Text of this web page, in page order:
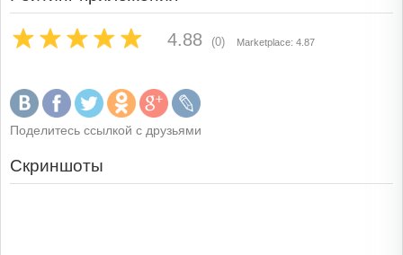
4.88 (0) Marketplace: 4.87
Поделитесь ссылкой с друзьями
Скриншоты